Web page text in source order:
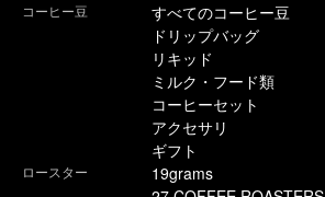
コーヒー豆
すべてのコーヒー豆
ドリップバッグ
リキッド
ミルク・フード類
コーヒーセット
アクセサリ
ギフト
ロースター
19grams